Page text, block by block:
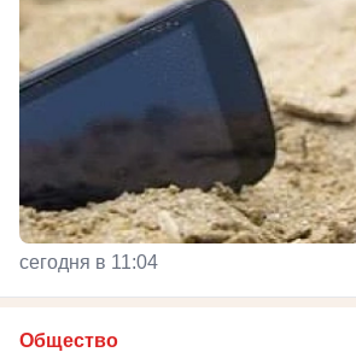
сегодня в 11:04
Общество